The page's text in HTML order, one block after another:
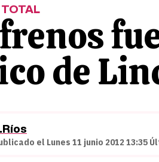
de
el Lunes 11 junio 2012 13:35